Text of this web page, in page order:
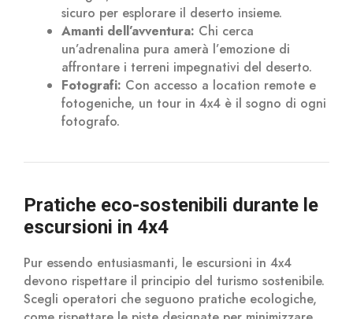
sicuro per esplorare il deserto insieme.
Amanti dell’avventura: Chi cerca
un’adrenalina pura amerà l’emozione di
affrontare i terreni impegnativi del deserto.
Fotografi: Con accesso a location remote e
fotogeniche, un tour in 4x4 è il sogno di ogni
fotografo.
Pratiche eco-sostenibili durante le
escursioni in 4x4
Pur essendo entusiasmanti, le escursioni in 4x4
devono rispettare il principio del turismo sostenibile.
Scegli operatori che seguono pratiche ecologiche,